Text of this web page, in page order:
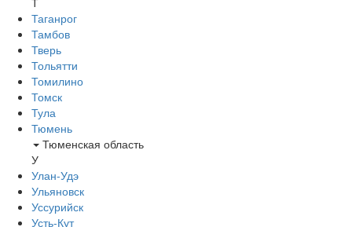
Таганрог
Тамбов
Тверь
Тольятти
Томилино
Томск
Тула
Тюмень
Тюменская область
У
Улан-Удэ
Ульяновск
Уссурийск
Усть-Кут